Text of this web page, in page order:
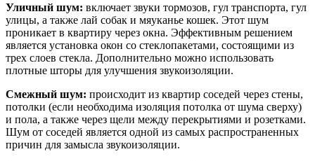
Уличный шум: включает звуки тормозов, гул транспорта, гул
улицы, а также лай собак и мяуканье кошек. Этот шум
проникает в квартиру через окна. Эффективным решением
является установка окон со стеклопакетами, состоящими из
трех слоев стекла. Дополнительно можно использовать
плотные шторы для улучшения звукоизоляции.
Смежный шум: происходит из квартир соседей через стены,
потолки (если необходима изоляция потолка от шума сверху)
и пола, а также через щели между перекрытиями и розетками.
Шум от соседей является одной из самых распространенных
причин для замысла звукоизоляции.